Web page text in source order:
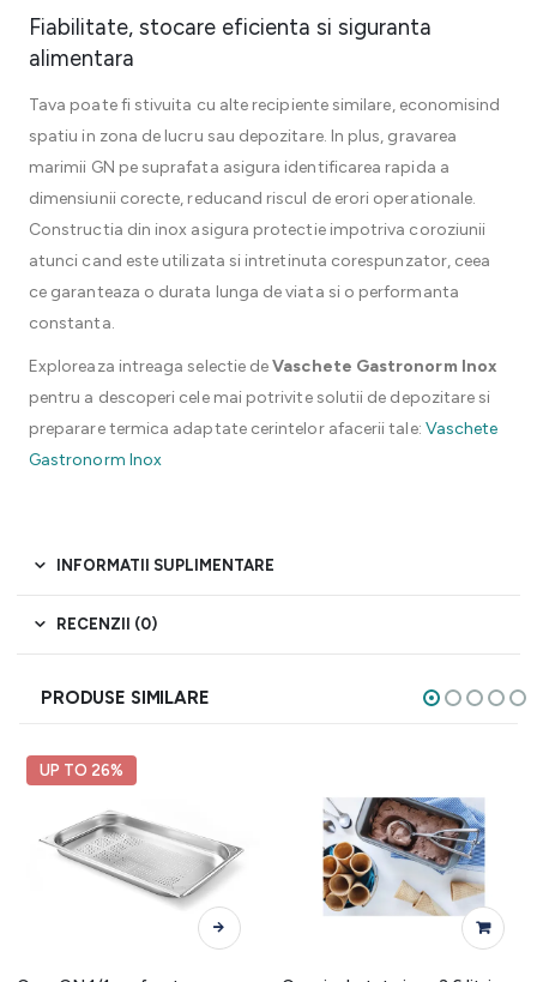
Fiabilitate, stocare eficienta si siguranta
alimentara
Tava poate fi stivuita cu alte recipiente similare, economisind
spatiu in zona de lucru sau depozitare. In plus, gravarea
marimii GN pe suprafata asigura identificarea rapida a
dimensiunii corecte, reducand riscul de erori operationale.
Constructia din inox asigura protectie impotriva coroziunii
atunci cand este utilizata si intretinuta corespunzator, ceea
ce garanteaza o durata lunga de viata si o performanta
constanta.
Exploreaza intreaga selectie deVaschete Gastronorm Inox
pentru a descoperi cele mai potrivite solutii de depozitare si
preparare termica adaptate cerintelor afacerii tale: Vaschete
Gastronorm Inox
INFORMATII SUPLIMENTARE
RECENZII (0)
PRODUSE SIMILARE
UP TO 26%
Acest produs are mai multe variații. Opțiunile pot fi alese în pagina produsului.